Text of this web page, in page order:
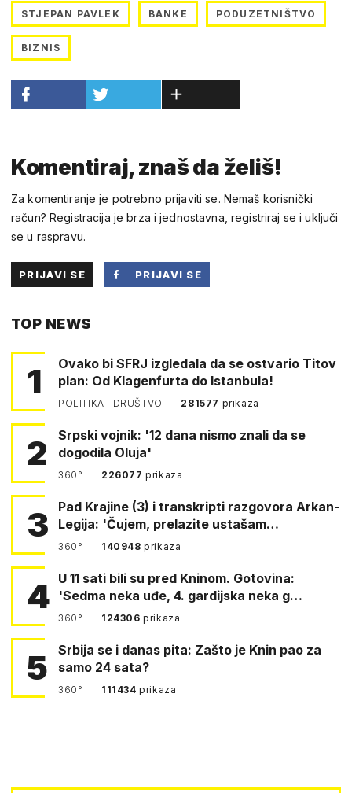
STJEPAN PAVLEK BANKE PODUZETNIŠTVO
BIZNIS
Komentiraj, znaš da želiš!
Za komentiranje je potrebno prijaviti se. Nemaš korisnički
račun? Registracija je brza i jednostavna, registriraj se i uključi
se u raspravu.
PRIJAVI SE
PRIJAVI SE
TOP NEWS
1
Ovako bi SFRJ izgledala da se ostvario Titov
plan: Od Klagenfurta do Istanbula!
POLITIKA I DRUŠTVO 281577 prikaza
2
Srpski vojnik: '12 dana nismo znali da se
dogodila Oluja'
360° 226077prikaza
3
Pad Krajine (3) i transkripti razgovora Arkan-
Legija: 'Čujem, prelazite ustašam…
360° 140948prikaza
4 U 11 sati bili su pred Kninom. Gotovina:
'Sedma neka uđe, 4. gardijska neka g…
360° 124306prikaza
5
Srbija se i danas pita: Zašto je Knin pao za
samo 24 sata?
360° 111434prikaza